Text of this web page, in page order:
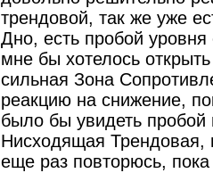
трендовой, так же уже
Дно, есть пробой
мне бы хотелось
сильная Зона
реакцию на снижение,
было бы увидеть пробой
Нисходящая Трендовая,
еще раз повторюсь,